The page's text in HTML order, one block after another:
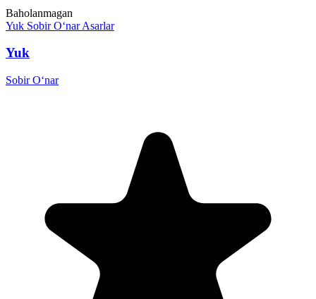
Baholanmagan
Yuk Sobir O‘nar Asarlar
Yuk
Sobir O‘nar